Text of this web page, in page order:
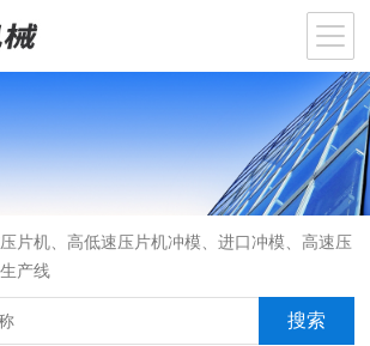
片机、高低速压片机冲模、进口冲模、高速压
产线